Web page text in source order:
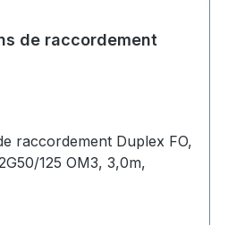
de raccordement
raccordement Duplex FO,
125 OM3, 3,0m,